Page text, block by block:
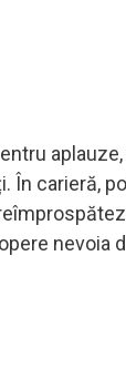
În carieră,
nevoia